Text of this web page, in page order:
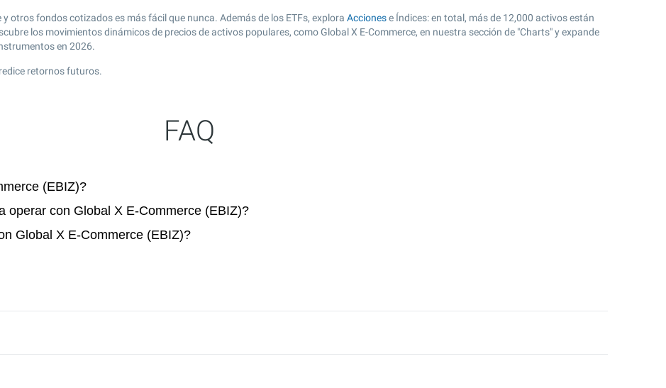
otros fondos cotizados es más fácil que nunca. Además de los ETFs, explora Accionese Índices: en total, más de 12,000 activos están
los movimientos dinámicos de precios de activos populares, como Global X E-Commerce, en nuestra sección de "Charts" y expande
en 2026.
retornos futuros.
FAQ
(EBIZ)?
operar con Global X E-Commerce (EBIZ)?
Global X E-Commerce (EBIZ)?